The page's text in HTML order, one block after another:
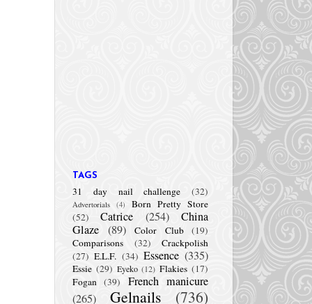
TAGS
31 day nail challenge (32)
Advertorials (4)
Born Pretty Store
(52)
Catrice (254)
China
Glaze (89) Color Club
(19)
Comparisons
(32)
Crackpolish
(27) E.L.F. (34) Essence (335)
Essie (29) Eyeko (12) Flakies (17)
Fogan (39)
French manicure
(265)
Gelnails (736)